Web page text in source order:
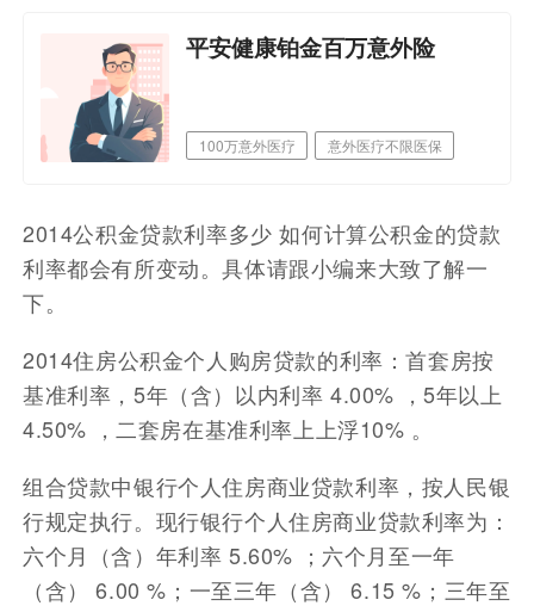
平安健康铂金百万意外险
100万意外医疗
意外医疗不限医保
2014公积金贷款利率多少 如何计算公积金的贷款
利率都会有所变动。具体请跟小编来大致了解一
下。
2014住房公积金个人购房贷款的利率：首套房按
基准利率，5年（含）以内利率 4.00% ，5年以上
4.50% ，二套房在基准利率上上浮10% 。
组合贷款中银行个人住房商业贷款利率，按人民银
行规定执行。现行银行个人住房商业贷款利率为：
六个月（含）年利率 5.60% ；六个月至一年
（含） 6.00 %；一至三年（含） 6.15 %；三年至